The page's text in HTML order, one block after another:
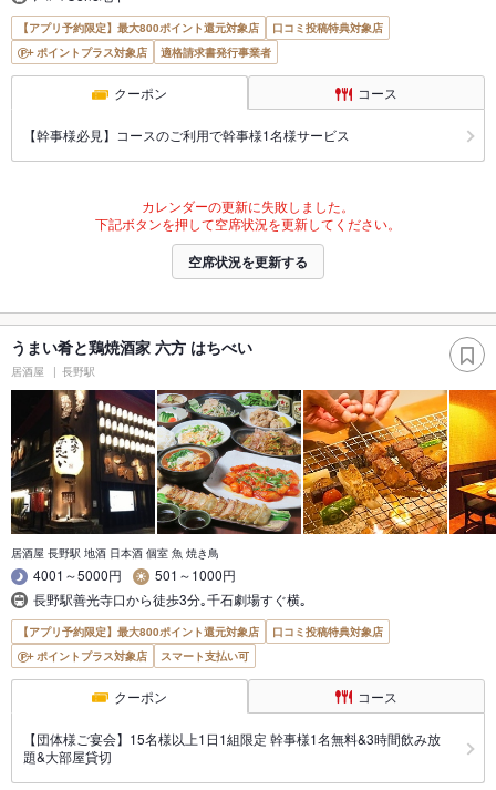
【アプリ予約限定】最大800ポイント還元対象店
口コミ投稿特典対象店
ポイントプラス対象店
適格請求書発行事業者
クーポン コース
【幹事様必見】コースのご利用で幹事様1名様サービス
カレンダーの更新に失敗しました。
下記ボタンを押して空席状況を更新してください。
空席状況を更新する
うまい肴と鶏焼酒家 六方 はちべい
居酒屋 長野駅
居酒屋 長野駅 地酒 日本酒 個室 魚 焼き鳥
4001～5000円
501～1000円
長野駅善光寺口から徒歩3分｡千石劇場すぐ横｡
【アプリ予約限定】最大800ポイント還元対象店
口コミ投稿特典対象店
ポイントプラス対象店
スマート支払い可
クーポン コース
【団体様ご宴会】15名様以上1日1組限定 幹事様1名無料&3時間飲み放
題&大部屋貸切